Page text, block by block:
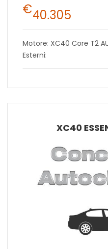
€40.305
Motore: XC40 Core T2
Esterni:
XC40